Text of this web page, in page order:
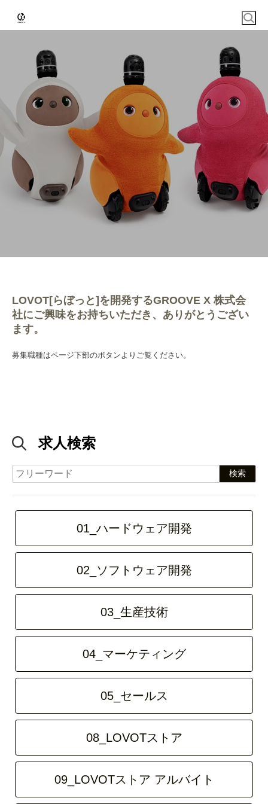
LOVOT[らぼっと]を開発するGROOVE X 株式会
社にご興味をお持ちいただき、ありがとうござい
ます。
募集職種はページ下部のボタンよりご覧ください。
求人検索
01_ハードウェア開発
02_ソフトウェア開発
03_生産技術
04_マーケティング
05_セールス
08_LOVOTストア
09_LOVOTストア アルバイト